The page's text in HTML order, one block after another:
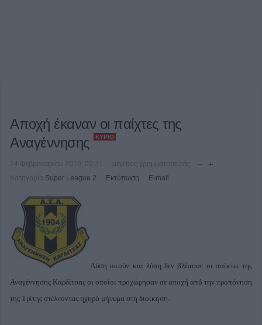
Αποχή έκαναν οι παίχτες της
Αναγέννησης
ΚΎΡΙΟ
24 Φεβρουαρίου 2010, 09:31
μέγεθος γραμματοσειράς
Κατηγορία Super League 2 Εκτύπωση E-mail
Λύση ακούν και λύση δεν βλέπουν οι παίκτες της
Αναγέννησης Καρδίτσας οι οποίοι προχώρησαν σε αποχή από την προπόνηση
της Τρίτης στέλνοντας ηχηρό μήνυμα στη διοίκηση.